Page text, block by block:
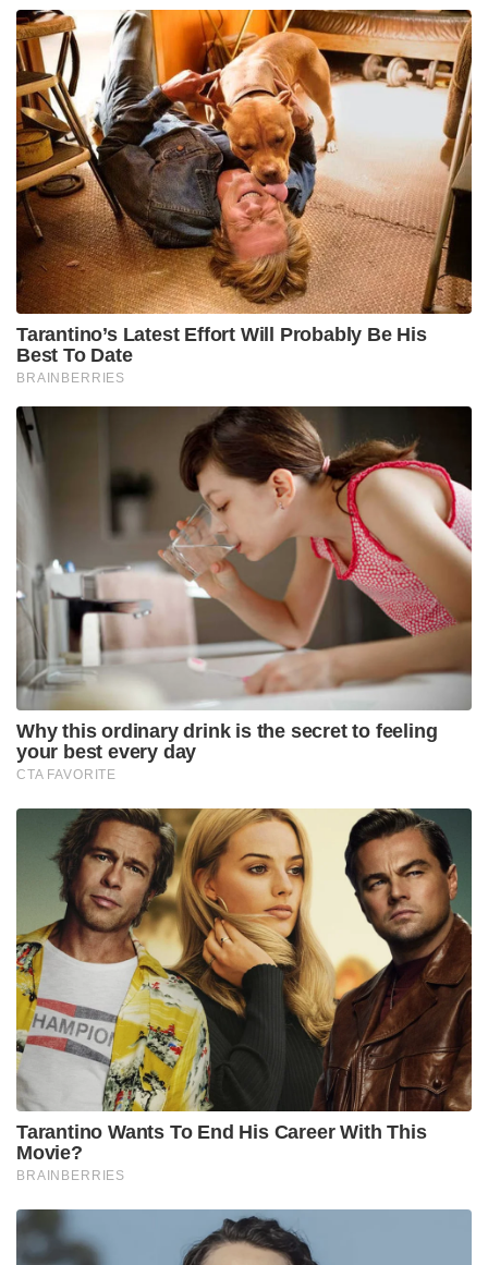
Tarantino’s Latest Effort Will Probably Be His
Best To Date
BRAINBERRIES
Why this ordinary drink is the secret to feeling
your best every day
CTA FAVORITE
Tarantino Wants To End His Career With This
Movie?
BRAINBERRIES